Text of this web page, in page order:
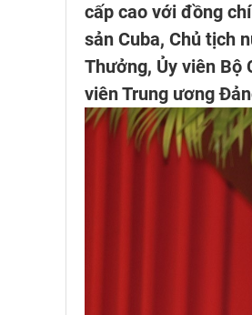
cấp cao với đồng
sản Cuba, Chủ tịch
Thưởng, Ủy viên Bộ
viên Trung ương